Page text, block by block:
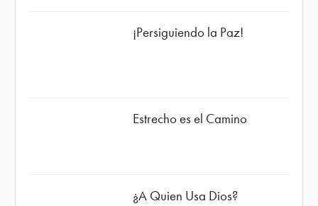
¡Persiguiendo la Paz!
Estrecho es el Camino
¿A Quien Usa Dios?